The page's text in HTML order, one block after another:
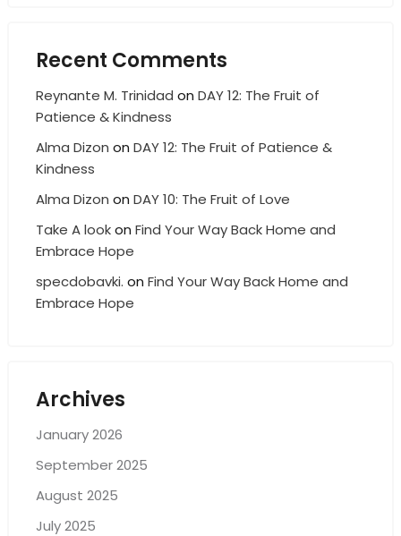
Recent Comments
Reynante M. Trinidad on DAY 12: The Fruit of
Patience & Kindness
Alma Dizon on DAY 12: The Fruit of Patience &
Kindness
Alma Dizon on DAY 10: The Fruit of Love
Take A lookon Find Your Way Back Home and
Embrace Hope
specdobavki. on Find Your Way Back Home and
Embrace Hope
Archives
January 2026
September 2025
August 2025
July 2025